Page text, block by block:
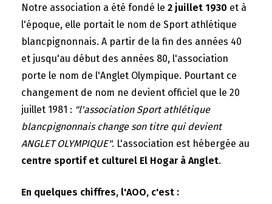
Notre association a été fondé le 2 juillet 1930 et à
l'époque, elle portait le nom de Sport athlétique
blancpignonnais. A partir de la fin des années 40
et jusqu'au début des années 80, l'association
porte le nom de l'Anglet Olympique. Pourtant ce
changement de nom ne devient officiel que le 20
juillet 1981 : "l'association Sport athlétique
blancpignonnais change son titre qui devient
ANGLET OLYMPIQUE". L'association est hébergée au
centre sportif et culturel El Hogar à Anglet.
En quelques chiffres, l'AOO, c'est :